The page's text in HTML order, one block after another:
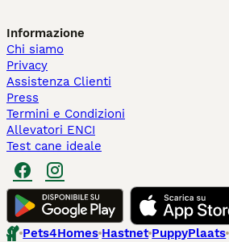
Informazione
Chi siamo
Privacy
Assistenza Clienti
Press
Termini e Condizioni
Allevatori ENCI
Test cane ideale
Pets4Homes Hastnet PuppyPlaats